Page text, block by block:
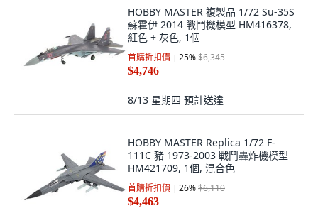
HOBBY MASTER 複製品 1/72 Su-35S
蘇霍伊 2014 戰鬥機模型 HM416378,
紅色 + 灰色, 1個
首購折扣價 25%$6,345
$4,746
8/13 星期四 預計送達
HOBBY MASTER Replica 1/72 F-
111C 豬 1973-2003 戰鬥轟炸機模型
HM421709, 1個, 混合色
首購折扣價 26%$6,110
$4,463